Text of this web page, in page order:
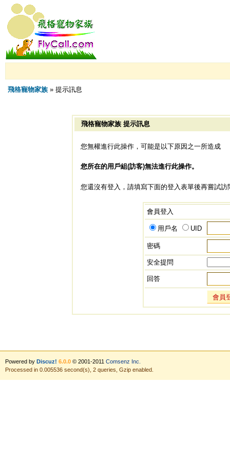
飛格寵物家族» 提示訊息
飛格寵物家族 提示訊息
您無權進行此操作，可能是以下原因之一所造成
您所在的用戶組(訪客)無法進行此操作。
您還沒有登入，請填寫下面的登入表單後再嘗試訪
會員登入
用戶名 UID
密碼
安全提問
回答
會員
Powered by Discuz! 6.0.0© 2001-2011 Comsenz Inc.
Processed in 0.005536 second(s), 2 queries, Gzip enabled.